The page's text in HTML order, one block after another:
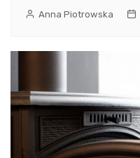
Anna Piotrowska